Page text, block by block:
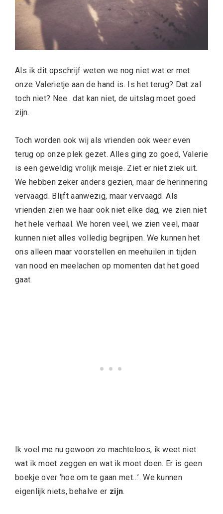
Als ik dit opschrijf weten we nog niet wat er met
onze Valerietje aan de hand is. Is het terug? Dat zal
toch niet? Nee.. dat kan niet, de uitslag moet goed
zijn.
Toch worden ook wij als vrienden ook weer even
terug op onze plek gezet. Alles ging zo goed, Valerie
is een geweldig vrolijk meisje. Ziet er niet ziek uit.
We hebben zeker anders gezien, maar de herinnering
vervaagd. Blijft aanwezig, maar vervaagd. Als
vrienden zien we haar ook niet elke dag, we zien niet
het hele verhaal. We horen veel, we zien veel, maar
kunnen niet alles volledig begrijpen. We kunnen het
ons alleen maar voorstellen en meehuilen in tijden
van nood en meelachen op momenten dat het goed
gaat.
Ik voel me nu gewoon zo machteloos, ik weet niet
wat ik moet zeggen en wat ik moet doen. Er is geen
boekje over ‘hoe om te gaan met…’. We kunnen
eigenlijk niets, behalve er zijn.